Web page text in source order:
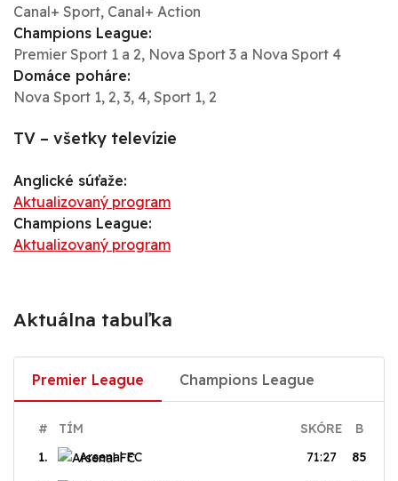
Canal+ Sport, Canal+ Action
Champions League:
Premier Sport 1 a 2, Nova Sport 3 a Nova Sport 4
Domáce poháre:
Nova Sport 1, 2, 3, 4, Sport 1, 2
TV – všetky televízie
Anglické súťaže:
Aktualizovaný program
Champions League:
Aktualizovaný program
Aktuálna tabuľka
Premier League Champions League
# TÍM SKÓRE
B
1.
Arsenal FC 71:27 85